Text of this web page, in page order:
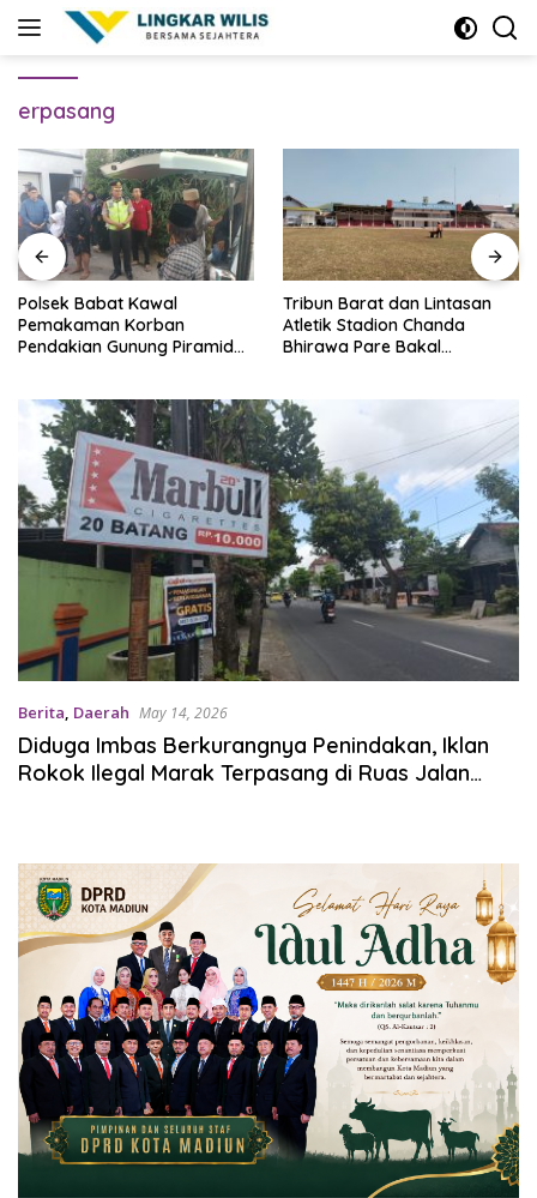
erpasang
Polsek Babat Kawal
Pemakaman Korban
Pendakian Gunung Piramid
Tribun Barat dan Lintasan
Atletik Stadion Chanda
Bhirawa Pare Bakal
Berita, Daerah May 14, 2026
Diduga Imbas Berkurangnya Penindakan, Iklan
Rokok Ilegal Marak Terpasang di Ruas Jalan